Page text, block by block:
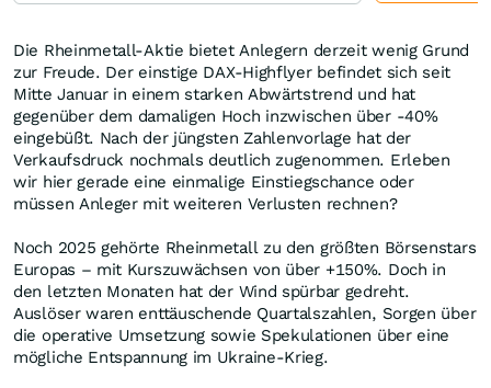
Die Rheinmetall-Aktie bietet Anlegern derzeit wenig Grund
zur Freude. Der einstige DAX-Highflyer befindet sich seit
Mitte Januar in einem starken Abwärtstrend und hat
gegenüber dem damaligen Hoch inzwischen über -40%
eingebüßt. Nach der jüngsten Zahlenvorlage hat der
Verkaufsdruck nochmals deutlich zugenommen. Erleben
wir hier gerade eine einmalige Einstiegschance oder
müssen Anleger mit weiteren Verlusten rechnen?
Noch 2025 gehörte Rheinmetall zu den größten Börsenstars
Europas – mit Kurszuwächsen von über +150%. Doch in
den letzten Monaten hat der Wind spürbar gedreht.
Auslöser waren enttäuschende Quartalszahlen, Sorgen über
die operative Umsetzung sowie Spekulationen über eine
mögliche Entspannung im Ukraine-Krieg.